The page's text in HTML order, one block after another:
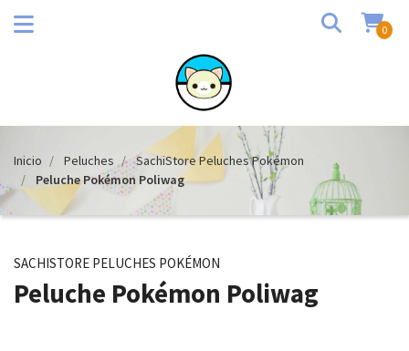
0
Inicio Peluches
SachiStore Peluches Pokémon
Peluche Pokémon Poliwag
SACHISTORE PELUCHES POKÉMON
Peluche Pokémon Poliwag